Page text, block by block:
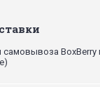
BoxBerry